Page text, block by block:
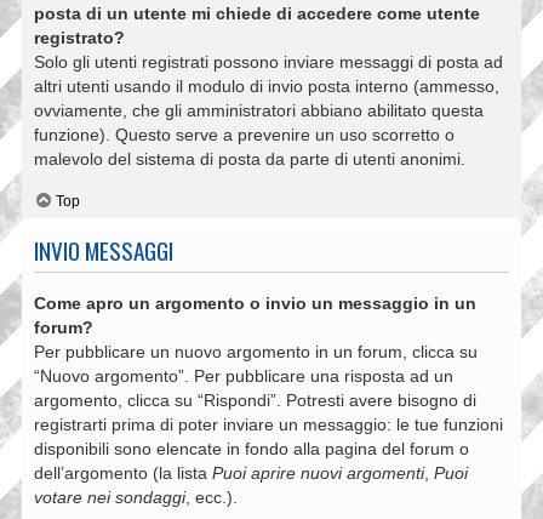
posta di un utente mi chiede di accedere come utente
registrato?
Solo gli utenti registrati possono inviare messaggi di posta ad
altri utenti usando il modulo di invio posta interno (ammesso,
ovviamente, che gli amministratori abbiano abilitato questa
funzione). Questo serve a prevenire un uso scorretto o
malevolo del sistema di posta da parte di utenti anonimi.
Top
INVIO MESSAGGI
Come apro un argomento o invio un messaggio in un
forum?
Per pubblicare un nuovo argomento in un forum, clicca su
“Nuovo argomento”. Per pubblicare una risposta ad un
argomento, clicca su “Rispondi”. Potresti avere bisogno di
registrarti prima di poter inviare un messaggio: le tue funzioni
disponibili sono elencate in fondo alla pagina del forum o
dell’argomento (la lista Puoi aprire nuovi argomenti, Puoi
votare nei sondaggi, ecc.).